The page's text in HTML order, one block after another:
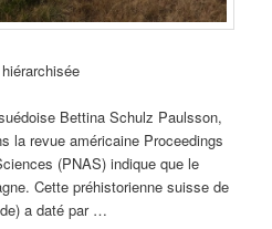
Bettina Schulz Paulsson,
la revue américaine Proceedings
(PNAS) indique que le
Cette préhistorienne suisse de
a daté par …